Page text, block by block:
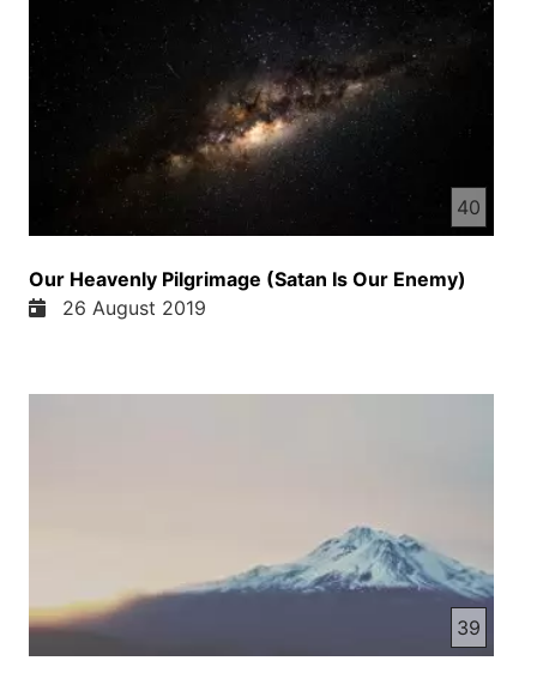
40
Our Heavenly Pilgrimage (Satan Is Our Enemy)
26 August 2019
39